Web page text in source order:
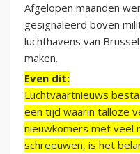
Afgelopen maanden
gesignaleerd boven
luchthavens van
maken.
Even dit:
Luchtvaartnieuws
een tijd waarin talloze
nieuwkomers met veel
schreeuwen, is het